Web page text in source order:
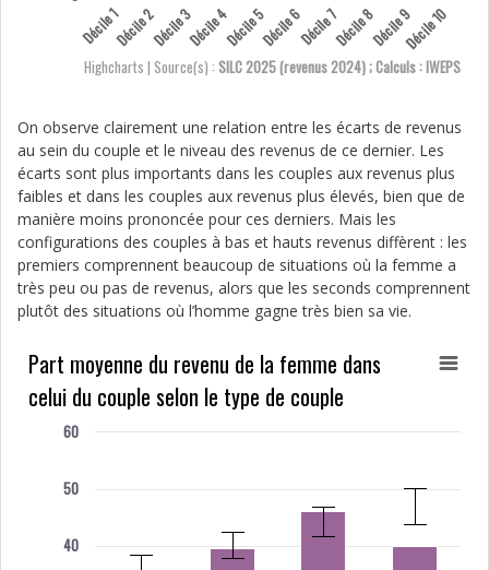
Highcharts | Source(s) : SILC 2025 (revenus 2024) ; Calculs : IWEPS
Décile 1Décile 2Décile 3Décile 4Décile 5Décile 6Décile 7Décile 8Décile 9Décile 10
On observe clairement une relation entre les écarts de revenus
au sein du couple et le niveau des revenus de ce dernier. Les
écarts sont plus importants dans les couples aux revenus plus
faibles et dans les couples aux revenus plus élevés, bien que de
manière moins prononcée pour ces derniers. Mais les
configurations des couples à bas et hauts revenus diffèrent : les
premiers comprennent beaucoup de situations où la femme a
très peu ou pas de revenus, alors que les seconds comprennent
plutôt des situations où l’homme gagne très bien sa vie.
40
50
60
Part moyenne du revenu de la femme dans
celui du couple selon le type de couple